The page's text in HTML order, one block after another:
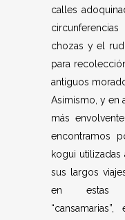
calles
chozas y el
para
antiguos
Asimismo, y en
más
encontramos
kogui
sus largos
en estas